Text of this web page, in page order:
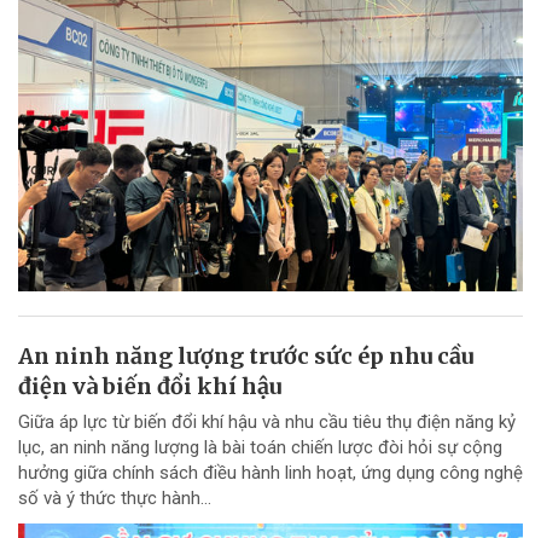
An ninh năng lượng trước sức ép nhu cầu
điện và biến đổi khí hậu
Giữa áp lực từ biến đổi khí hậu và nhu cầu tiêu thụ điện năng kỷ
lục, an ninh năng lượng là bài toán chiến lược đòi hỏi sự cộng
hưởng giữa chính sách điều hành linh hoạt, ứng dụng công nghệ
số và ý thức thực hành...